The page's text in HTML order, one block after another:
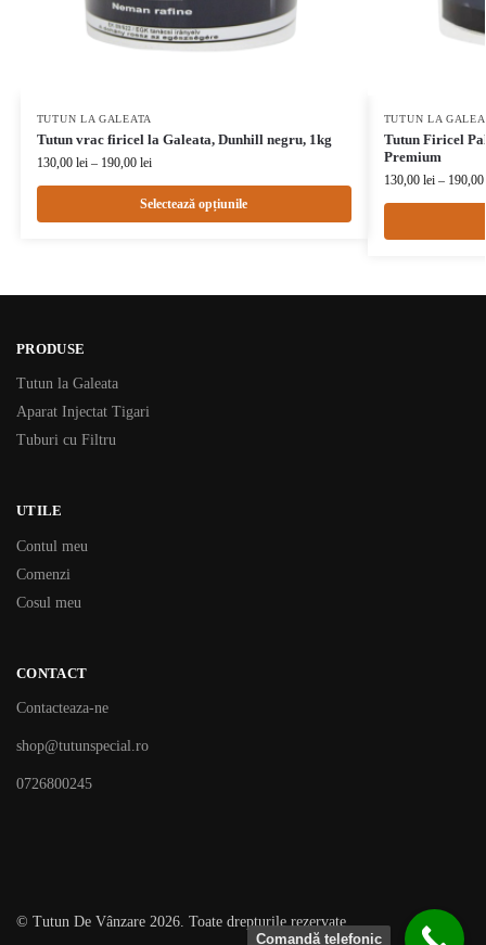
TUTUN LA GALEATA
Tutun vrac firicel la Galeata, Dunhill negru, 1kg
130,00 lei – 190,00 lei
Selectează opțiunile
TUTUN LA
Tutun Firicel
Premium
130,00 lei – 190,00
PRODUSE
Tutun la Galeata
Aparat Injectat Tigari
Tuburi cu Filtru
UTILE
Contul meu
Comenzi
Cosul meu
CONTACT
Contacteaza-ne
shop@tutunspecial.ro
0726800245
© Tutun De Vânzare 2026. Toate drepturile rezervate
Comandă telefonic